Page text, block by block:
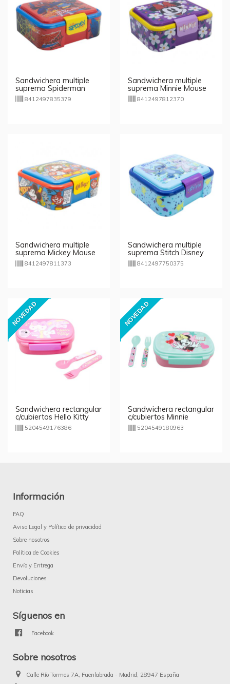
Sandwichera multiple
suprema Spiderman
8412497835379
Sandwichera multiple
suprema Minnie Mouse
8412497812370
Sandwichera multiple
suprema Mickey Mouse
8412497811373
Sandwichera multiple
suprema Stitch Disney
8412497750375
NOVEDAD
Sandwichera rectangular
c/cubiertos Hello Kitty
5204549176386
NOVEDAD
Sandwichera rectangular
c/cubiertos Minnie
Fashion
5204549180963
Información
FAQ
Aviso Legal y Política de privacidad
Sobre nosotros
Política de Cookies
Envío y Entrega
Devoluciones
Noticias
Síguenos en
Facebook
Sobre nosotros
Calle Río Tormes 7A, Fuenlabrada - Madrid, 28947 España